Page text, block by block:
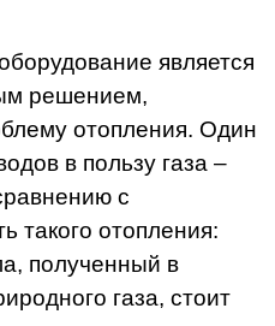
является
решением,
отопления. Один
в пользу газа –
с
такого отопления:
полученный в
газа, стоит